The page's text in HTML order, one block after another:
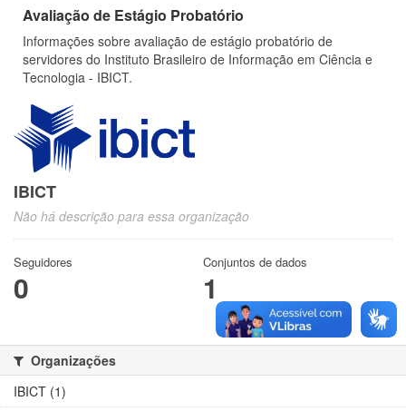
Avaliação de Estágio Probatório
Informações sobre avaliação de estágio probatório de
servidores do Instituto Brasileiro de Informação em Ciência e
Tecnologia - IBICT.
IBICT
Não há descrição para essa organização
Seguidores
0
Conjuntos de dados
1
Organizações
IBICT (1)